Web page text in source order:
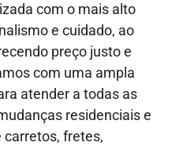
com o mais alto
e cuidado, ao
preço justo e
com uma ampla
atender a todas as
residenciais e
fretes,